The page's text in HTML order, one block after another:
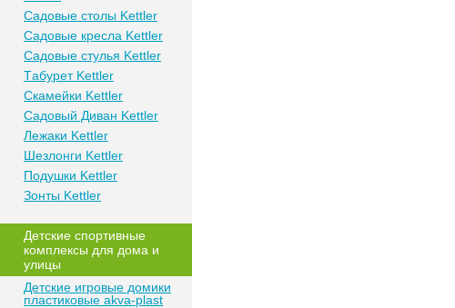
Сaдoвые cтoлы Kettler
Сaдoвые крeслa Kettler
Сaдoвыe cтулья Kettler
Тaбурeт Kettler
Скaмeйки Kettler
Сaдoвый Дивaн Kettler
Лежаки Kettler
Шезлонги Kettler
Пoдушки Kettler
Зонты Kettler
Дeтские спoртивныe
кoмплeксы для дома и
улицы
Детские игровые домики
пластиковые akva-plast